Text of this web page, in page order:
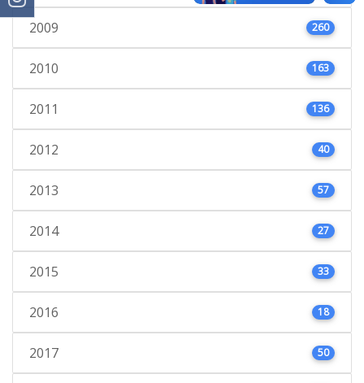
2009 260
2010 163
2011 136
2012 40
2013 57
2014 27
2015 33
2016 18
2017 50